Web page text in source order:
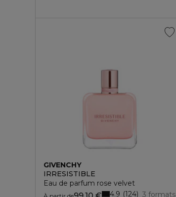
GIVENCHY
IRRESISTIBLE
Eau de parfum rose velvet
3 formats
4.9 124